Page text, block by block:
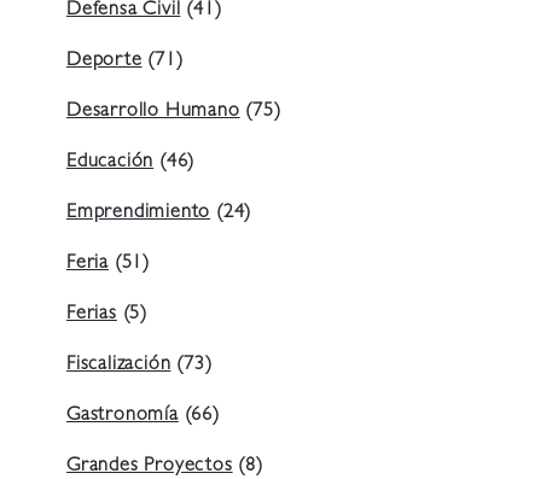
Defensa Civil(41)
Deporte(71)
Desarrollo Humano(75)
Educación(46)
Emprendimiento(24)
Feria (51)
Ferias(5)
Fiscalización(73)
Gastronomía(66)
Grandes Proyectos(8)